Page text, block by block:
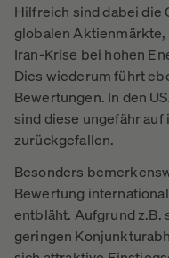
Hilfreich sind dabei die
globalen Aktienmärkte,
Iran-Krise bei hohen
Dies wiederum führt
Bewertungen. In den
sind diese ungefähr
zurückgefallen.
Besonders
Bewertung
entbläht. Aufgrund z.B.
geringen